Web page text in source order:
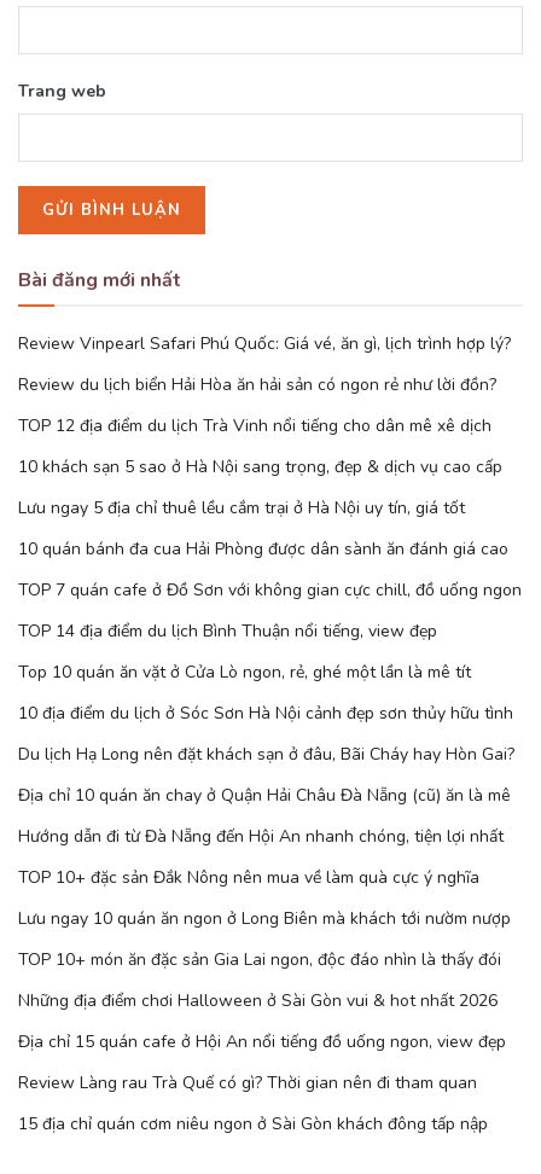
Trang web
Bài đăng mới nhất
Review Vinpearl Safari Phú Quốc: Giá vé, ăn gì, lịch trình hợp lý?
Review du lịch biển Hải Hòa ăn hải sản có ngon rẻ như lời đồn?
TOP 12 địa điểm du lịch Trà Vinh nổi tiếng cho dân mê xê dịch
10 khách sạn 5 sao ở Hà Nội sang trọng, đẹp & dịch vụ cao cấp
Lưu ngay 5 địa chỉ thuê lều cắm trại ở Hà Nội uy tín, giá tốt
10 quán bánh đa cua Hải Phòng được dân sành ăn đánh giá cao
TOP 7 quán cafe ở Đồ Sơn với không gian cực chill, đồ uống ngon
TOP 14 địa điểm du lịch Bình Thuận nổi tiếng, view đẹp
Top 10 quán ăn vặt ở Cửa Lò ngon, rẻ, ghé một lần là mê tít
10 địa điểm du lịch ở Sóc Sơn Hà Nội cảnh đẹp sơn thủy hữu tình
Du lịch Hạ Long nên đặt khách sạn ở đâu, Bãi Cháy hay Hòn Gai?
Địa chỉ 10 quán ăn chay ở Quận Hải Châu Đà Nẵng (cũ) ăn là mê
Hướng dẫn đi từ Đà Nẵng đến Hội An nhanh chóng, tiện lợi nhất
TOP 10+ đặc sản Đắk Nông nên mua về làm quà cực ý nghĩa
Lưu ngay 10 quán ăn ngon ở Long Biên mà khách tới nườm nượp
TOP 10+ món ăn đặc sản Gia Lai ngon, độc đáo nhìn là thấy đói
Những địa điểm chơi Halloween ở Sài Gòn vui & hot nhất 2026
Địa chỉ 15 quán cafe ở Hội An nổi tiếng đồ uống ngon, view đẹp
Review Làng rau Trà Quế có gì? Thời gian nên đi tham quan
15 địa chỉ quán cơm niêu ngon ở Sài Gòn khách đông tấp nập